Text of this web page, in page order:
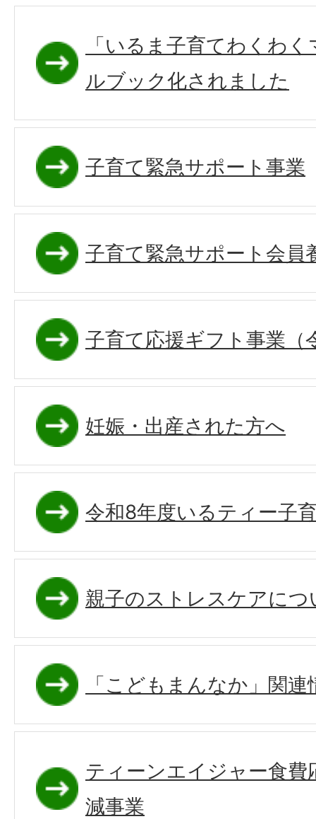
「いるま子育てわくわ
ルブック化されました
子育て緊急サポート事業
子育て緊急サポート会員
子育て応援ギフト事業（
妊娠・出産された方へ
令和8年度いるティー子
親子のストレスケアにつ
「こどもまんなか」関連
ティーンエイジャー食費
減事業